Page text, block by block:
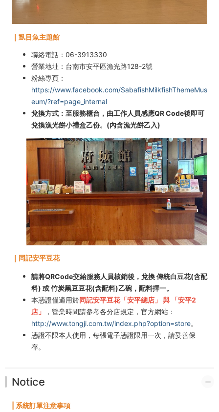
｜虱目魚主題館
聯絡電話：06-3913330
營業地址：台南市安平區漁光路128-2號
粉絲專頁：
https://www.facebook.com/SabafishMilkfishThemeMus
eum/?ref=page_internal
兌換方式：至服務櫃台，由工作人員感應QR Code後即可
兌換漁光餅小禮盒乙份。(內含漁光餅乙入)
｜同記安平豆花
請將QRCode交給服務人員核銷後，兌換 傳統白豆花(含配
料) 或 竹炭黑豆豆花(含配料)乙碗，配料擇一。
本憑證僅適用於同記安平豆花「安平總店」 與 「安平2
店」
，營業時間請參考各分店規定，官方網站：
http://www.tongji.com.tw/index.php?option=store。
憑證不限本人使用，每張電子憑證限用一次，請妥善保
存。
Notice
| 系統訂單注意事項